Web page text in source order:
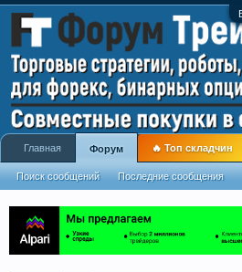
Главная Форум
Поиск сообщений Последние сообщения
🔥 Топ складчин